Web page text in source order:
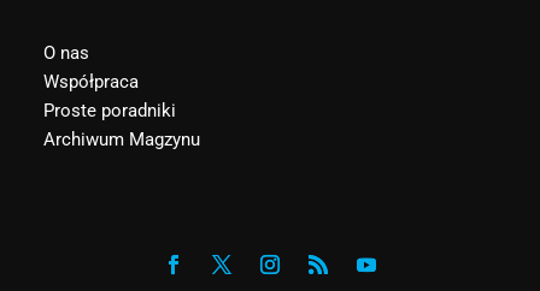
O nas
Współpraca
Proste poradniki
Archiwum Magzynu